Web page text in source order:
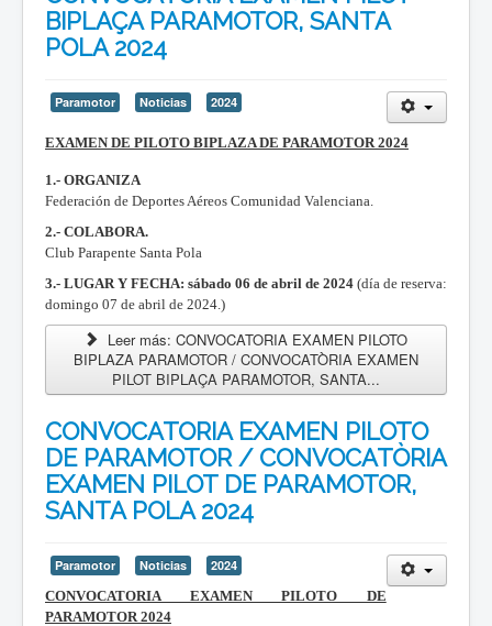
BIPLAÇA PARAMOTOR, SANTA
POLA 2024
Paramotor Noticias 2024
EXAMEN DE PILOTO BIPLAZA DE PARAMOTOR 2024
1.- ORGANIZA
Federación de Deportes Aéreos Comunidad Valenciana.
2.- COLABORA.
Club Parapente Santa Pola
3.- LUGAR Y FECHA: sábado 06 de abril de 2024 (día de reserva:
domingo 07 de abril de 2024.)
Leer más: CONVOCATORIA EXAMEN PILOTO
BIPLAZA PARAMOTOR / CONVOCATÒRIA EXAMEN
PILOT BIPLAÇA PARAMOTOR, SANTA...
CONVOCATORIA EXAMEN PILOTO
DE PARAMOTOR / CONVOCATÒRIA
EXAMEN PILOT DE PARAMOTOR,
SANTA POLA 2024
Paramotor Noticias
2024
CONVOCATORIA EXAMEN PILOTO DE
PARAMOTOR 2024